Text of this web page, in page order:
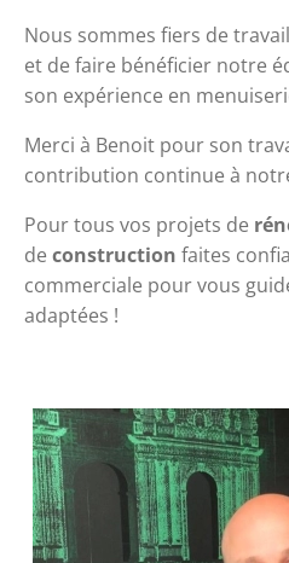
Nous sommes fiers de
et de faire bénéficier notre
son expérience en
Merci à Benoit pour son
contribution continue à
Pour tous vos projets de
de construction faites
commerciale pour vous
adaptées !